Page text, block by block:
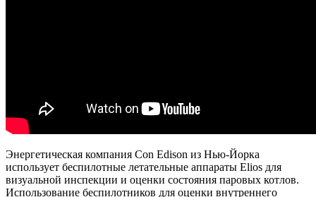
Энергетическая компания Con Edison из Нью-Йорка
использует беспилотные летательные аппараты Elios для
визуальной инспекции и оценки состояния паровых котлов.
Использование беспилотников для оценки внутреннего